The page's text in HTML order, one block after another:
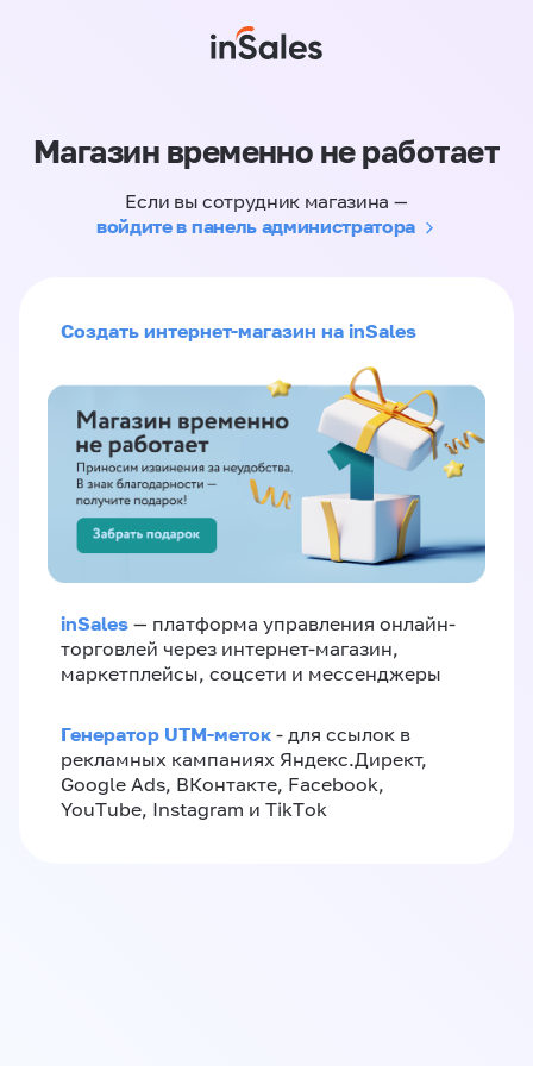
Магазин временно не работает
Если вы сотрудник магазина —
войдите в панель администратора
Создать интернет-магазин на inSales
inSales — платформа управления онлайн-
торговлей через интернет-магазин,
маркетплейсы, соцсети и мессенджеры
Генератор UTM-меток - для ссылок в
рекламных кампаниях Яндекс.Директ,
Google Ads, ВКонтакте, Facebook,
YouTube, Instagram и TikTok